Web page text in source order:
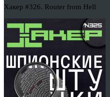
Хакер #326. Router from Hell